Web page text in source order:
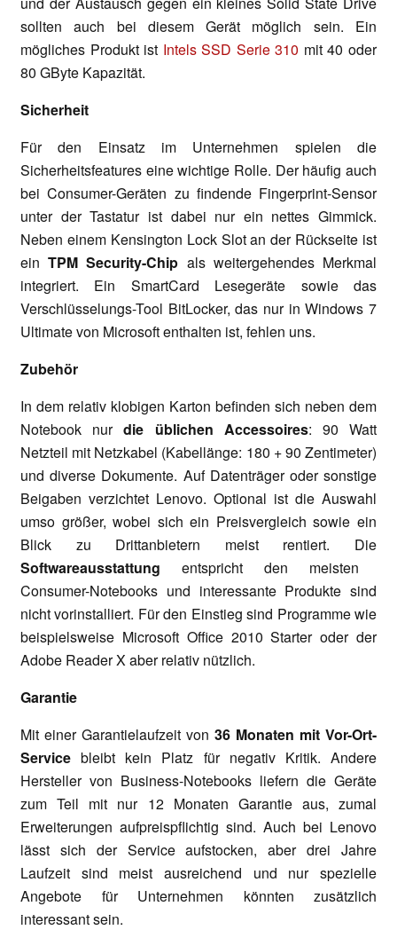
sollten auch bei diesem Gerät möglich sein. Ein
mögliches Produkt ist Intels SSD Serie 310 mit 40 oder
80 GByte Kapazität.
Sicherheit
Für den Einsatz im Unternehmen spielen die
Sicherheitsfeatures eine wichtige Rolle. Der häufig auch
bei Consumer-Geräten zu findende Fingerprint-Sensor
unter der Tastatur ist dabei nur ein nettes Gimmick.
Neben einem Kensington Lock Slot an der Rückseite ist
einTPM Security-Chip als weitergehendes Merkmal
integriert. Ein SmartCard Lesegeräte sowie das
Verschlüsselungs-Tool BitLocker, das nur in Windows 7
Ultimate von Microsoft enthalten ist, fehlen uns.
Zubehör
In dem relativ klobigen Karton befinden sich neben dem
Notebook nurdie üblichen Accessoires: 90 Watt
Netzteil mit Netzkabel (Kabellänge: 180 + 90 Zentimeter)
und diverse Dokumente. Auf Datenträger oder sonstige
Beigaben verzichtet Lenovo. Optional ist die Auswahl
umso größer, wobei sich ein Preisvergleich sowie ein
Blick zu Drittanbietern meist rentiert. Die
Softwareausstattung entspricht den meisten
Consumer-Notebooks und interessante Produkte sind
nicht vorinstalliert. Für den Einstieg sind Programme wie
beispielsweise Microsoft Office 2010 Starter oder der
Adobe Reader X aber relativ nützlich.
Garantie
Mit einer Garantielaufzeit von 36 Monaten mit Vor-Ort-
Service bleibt kein Platz für negativ Kritik. Andere
Hersteller von Business-Notebooks liefern die Geräte
zum Teil mit nur 12 Monaten Garantie aus, zumal
Erweiterungen aufpreispflichtig sind. Auch bei Lenovo
lässt sich der Service aufstocken, aber drei Jahre
Laufzeit sind meist ausreichend und nur spezielle
Angebote für Unternehmen könnten zusätzlich
interessant sein.